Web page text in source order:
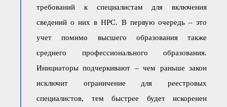
требований к специалистам для включения
сведений о них в НРС. В первую очередь – это
учет помимо высшего образования также
среднего профессионального образования.
Инициаторы подчеркивают – чем раньше закон
исключит ограничение для реестровых
специалистов, тем быстрее будет искоренен